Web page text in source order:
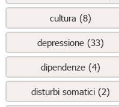
cultura (8)
depressione (33)
dipendenze (4)
disturbi somatici (2)